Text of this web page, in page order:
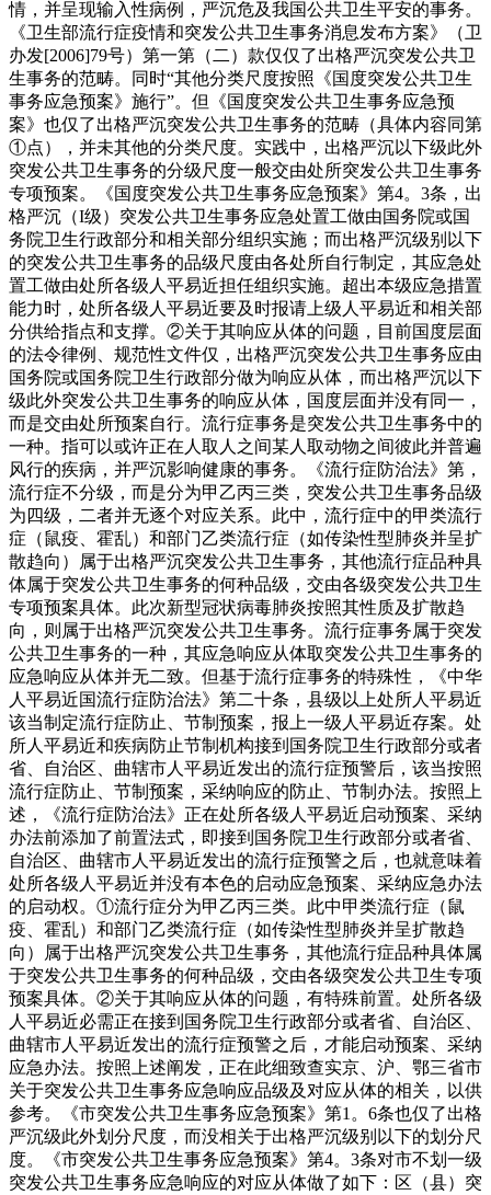
情，并呈现输入性病例，严沉危及我国公共卫生平安的事务。
《卫生部流行症疫情和突发公共卫生事务消息发布方案》（卫
办发[2006]79号）第一第（二）款仅仅了出格严沉突发公共卫
生事务的范畴。同时“其他分类尺度按照《国度突发公共卫生
事务应急预案》施行”。但《国度突发公共卫生事务应急预
案》也仅了出格严沉突发公共卫生事务的范畴（具体内容同第
①点），并未其他的分类尺度。实践中，出格严沉以下级此外
突发公共卫生事务的分级尺度一般交由处所突发公共卫生事务
专项预案。《国度突发公共卫生事务应急预案》第4。3条，出
格严沉（I级）突发公共卫生事务应急处置工做由国务院或国
务院卫生行政部分和相关部分组织实施；而出格严沉级别以下
的突发公共卫生事务的品级尺度由各处所自行制定，其应急处
置工做由处所各级人平易近担任组织实施。超出本级应急措置
能力时，处所各级人平易近要及时报请上级人平易近和相关部
分供给指点和支撑。②关于其响应从体的问题，目前国度层面
的法令律例、规范性文件仅，出格严沉突发公共卫生事务应由
国务院或国务院卫生行政部分做为响应从体，而出格严沉以下
级此外突发公共卫生事务的响应从体，国度层面并没有同一，
而是交由处所预案自行。流行症事务是突发公共卫生事务中的
一种。指可以或许正在人取人之间某人取动物之间彼此并普遍
风行的疾病，并严沉影响健康的事务。《流行症防治法》第，
流行症不分级，而是分为甲乙丙三类，突发公共卫生事务品级
为四级，二者并无逐个对应关系。此中，流行症中的甲类流行
症（鼠疫、霍乱）和部门乙类流行症（如传染性型肺炎并呈扩
散趋向）属于出格严沉突发公共卫生事务，其他流行症品种具
体属于突发公共卫生事务的何种品级，交由各级突发公共卫生
专项预案具体。此次新型冠状病毒肺炎按照其性质及扩散趋
向，则属于出格严沉突发公共卫生事务。流行症事务属于突发
公共卫生事务的一种，其应急响应从体取突发公共卫生事务的
应急响应从体并无二致。但基于流行症事务的特殊性，《中华
人平易近国流行症防治法》第二十条，县级以上处所人平易近
该当制定流行症防止、节制预案，报上一级人平易近存案。处
所人平易近和疾病防止节制机构接到国务院卫生行政部分或者
省、自治区、曲辖市人平易近发出的流行症预警后，该当按照
流行症防止、节制预案，采纳响应的防止、节制办法。按照上
述，《流行症防治法》正在处所各级人平易近启动预案、采纳
办法前添加了前置法式，即接到国务院卫生行政部分或者省、
自治区、曲辖市人平易近发出的流行症预警之后，也就意味着
处所各级人平易近并没有本色的启动应急预案、采纳应急办法
的启动权。①流行症分为甲乙丙三类。此中甲类流行症（鼠
疫、霍乱）和部门乙类流行症（如传染性型肺炎并呈扩散趋
向）属于出格严沉突发公共卫生事务，其他流行症品种具体属
于突发公共卫生事务的何种品级，交由各级突发公共卫生专项
预案具体。②关于其响应从体的问题，有特殊前置。处所各级
人平易近必需正在接到国务院卫生行政部分或者省、自治区、
曲辖市人平易近发出的流行症预警之后，才能启动预案、采纳
应急办法。按照上述阐发，正在此细致查实京、沪、鄂三省市
关于突发公共卫生事务应急响应品级及对应从体的相关，以供
参考。《市突发公共卫生事务应急预案》第1。6条也仅了出格
严沉级此外划分尺度，而没相关于出格严沉级别以下的划分尺
度。《市突发公共卫生事务应急预案》第4。3条对市不划一级
突发公共卫生事务应急响应的对应从体做了如下：区（县）突